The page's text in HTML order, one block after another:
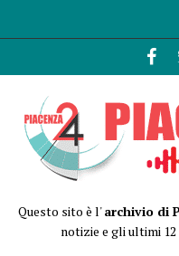
Questo sito è l'archivio di
notizie e gli ultimi